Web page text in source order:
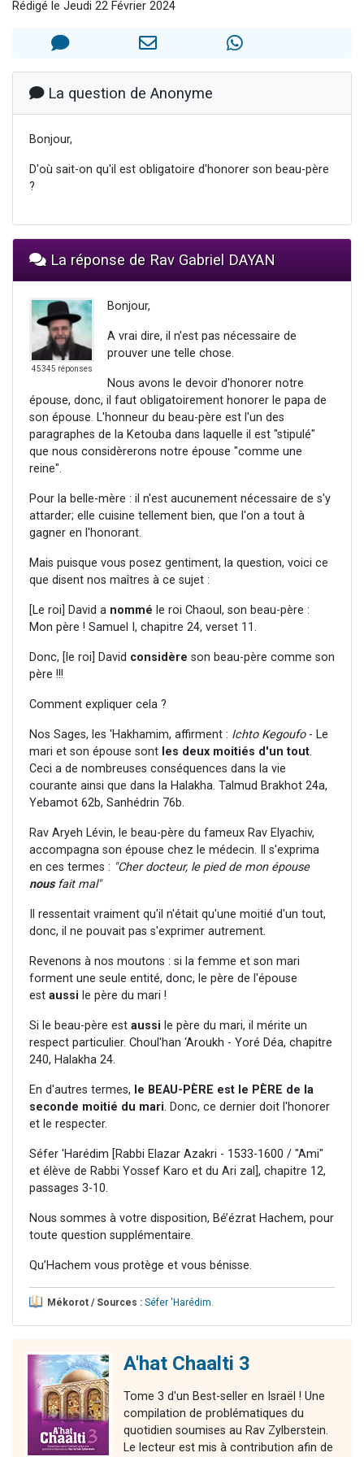
Il reste 49 places pour étudier en groupe sur Zoom
12 nouvelles musiques dans Torah-Box Music
2 personnes viennent de nous rejoindre sur WhatsApp
Rédigé le Jeudi 22 Février 2024
La question de Anonyme
Bonjour,
D'où sait-on qu'il est obligatoire d'honorer son beau-père
?
La réponse de Rav Gabriel DAYAN
45345 réponses
Bonjour,
A vrai dire, il n'est pas nécessaire de
prouver une telle chose.
Nous avons le devoir d'honorer notre
épouse, donc, il faut obligatoirement honorer le papa de
son épouse. L'honneur du beau-père est l'un des
paragraphes de la Ketouba dans laquelle il est "stipulé"
que nous considèrerons notre épouse "comme une
reine".
Pour la belle-mère : il n'est aucunement nécessaire de s'y
attarder; elle cuisine tellement bien, que l'on a tout à
gagner en l'honorant.
Mais puisque vous posez gentiment, la question, voici ce
que disent nos maîtres à ce sujet :
[Le roi] David a nommé le roi Chaoul, son beau-père :
Mon père ! Samuel I, chapitre 24, verset 11.
Donc, [le roi] David considère son beau-père comme son
père !!!
Comment expliquer cela ?
Nos Sages, les 'Hakhamim, affirment : Ichto Kegoufo- Le
mari et son épouse sont les deux moitiés d'un tout.
Ceci a de nombreuses conséquences dans la vie
courante ainsi que dans la Halakha. Talmud Brakhot 24a,
Yebamot 62b, Sanhédrin 76b.
Rav Aryeh Lévin, le beau-père du fameux Rav Elyachiv,
accompagna son épouse chez le médecin. Il s'exprima
en ces termes : "Cher docteur, le pied de mon épouse
nousfait mal"
Il ressentait vraiment qu'il n'était qu'une moitié d'un tout,
donc, il ne pouvait pas s'exprimer autrement.
Revenons à nos moutons : si la femme et son mari
forment une seule entité, donc, le père de l'épouse
est aussi le père du mari !
Si le beau-père est aussi le père du mari, il mérite un
respect particulier. Choul'han ‘Aroukh - Yoré Déa, chapitre
240, Halakha 24.
En d'autres termes, le BEAU-PÈRE est le PÈRE de la
seconde moitié du mari. Donc, ce dernier doit l'honorer
et le respecter.
Séfer 'Harédim [Rabbi Elazar Azakri - 1533-1600 / "Ami"
et élève de Rabbi Yossef Karo et du Ari zal], chapitre 12,
passages 3-10.
Nous sommes à votre disposition, Bé’ézrat Hachem, pour
toute question supplémentaire.
Qu’Hachem vous protège et vous bénisse.
Mékorot / Sources : Séfer 'Harédim.
A'hat Chaalti 3
Tome 3 d'un Best-seller en Israël ! Une
compilation de problématiques du
quotidien soumises au Rav Zylberstein.
Le lecteur est mis à contribution afin de